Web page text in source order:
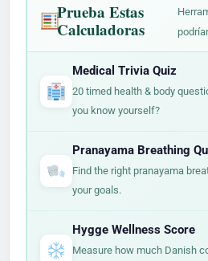
Prueba Estas
Calculadoras
Medical Trivia Quiz
20 timed health & body
you know yourself?
Pranayama Breathing
Find the right pranayama
your goals.
Hygge Wellness Score
Measure how much Danish